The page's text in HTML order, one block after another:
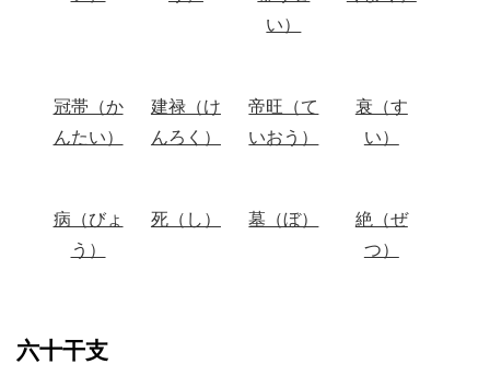
い）
冠帯（か
んたい）
建禄（け
んろく）
帝旺（て
いおう）
衰（す
い）
病（びょ
う）
死（し） 墓（ぼ）
絶（ぜ
つ）
六十干支